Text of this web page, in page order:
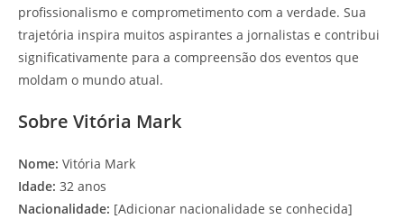
profissionalismo e comprometimento com a verdade. Sua
trajetória inspira muitos aspirantes a jornalistas e contribui
significativamente para a compreensão dos eventos que
moldam o mundo atual.
Sobre Vitória Mark
Nome: Vitória Mark
Idade: 32 anos
Nacionalidade: [Adicionar nacionalidade se conhecida]